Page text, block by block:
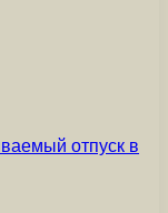
отпуск в